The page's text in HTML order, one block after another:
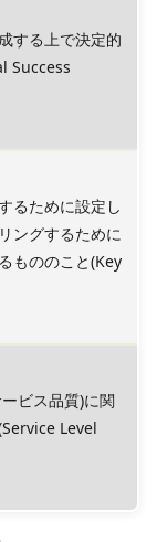
する上で決定的
Success
るために設定し
ングするために
もののこと(Key
ビス品質)に関
Level